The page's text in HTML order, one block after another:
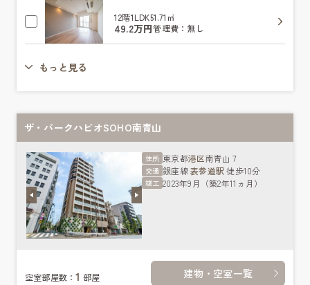
12階1LDK51.71㎡
49.2万円管理費：無し
もっと見る
ザ・パークハビオSOHO南青山
住所 東京都港区南青山７
交通 銀座線表参道駅 徒歩10分
竣工 2023年9月（築2年11ヵ月）
空室部屋数：1 部屋 建物・空室一覧